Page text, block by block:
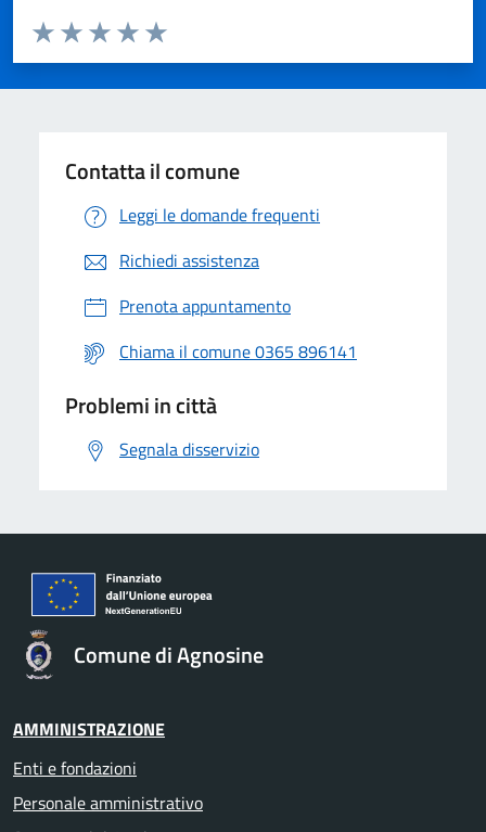
Valuta da 1 a 5 stelle la pagina
Valuta 5 stelle su 5
Valuta 4 stelle su 5
Valuta 3 stelle su 5
Valuta 2 stelle su 5
Valuta 1 stelle su 5
Contatta il comune
Leggi le domande frequenti
Richiedi assistenza
Prenota appuntamento
Chiama il comune 0365 896141
Problemi in città
Segnala disservizio
Comune di Agnosine
AMMINISTRAZIONE
Enti e fondazioni
Personale amministrativo